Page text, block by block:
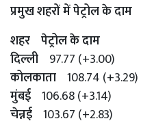
प्रमुख शहरों में पेट्रोल के दाम
शहर पेट्रोल के दाम
दिल्ली 97.77 (+3.00)
कोलकाता 108.74 (+3.29)
मुंबई 106.68 (+3.14)
चेन्नई 103.67 (+2.83)